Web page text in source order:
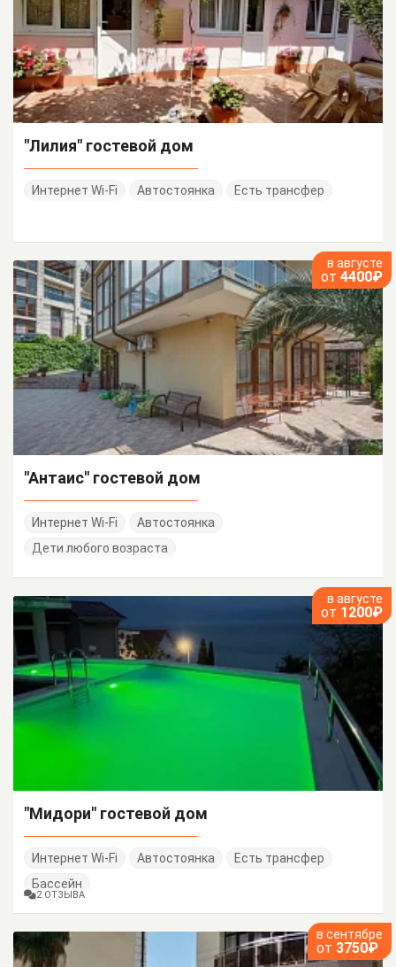
"Лилия" гостевой дом
Интернет Wi-Fi Автостоянка Есть трансфер
в августе
от 4400₽
"Антаис" гостевой дом
Интернет Wi-Fi
Автостоянка
Дети любого возраста
в августе
от 1200₽
"Мидори" гостевой дом
Интернет Wi-Fi Автостоянка
Есть трансфер
Бассейн
2 ОТЗЫВА
в сентябре
от 3750₽